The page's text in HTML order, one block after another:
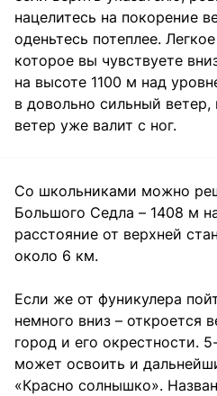
нацелитесь на покорение
оденьтесь потеплее.
которое вы чувствуете
на высоте 1100 м над
в довольно сильный
ветер уже валит с ног.
Со школьниками можно
Большого Седла – 1408 м
расстояние от верхней
около 6 км.
Если же от фуникулера
немного вниз – откроется
город и его окрестности.
может освоить и
«Красно солнышко».